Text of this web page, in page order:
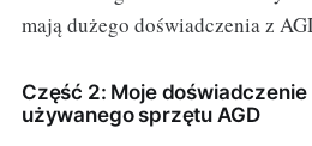
mają dużego doświadczenia z
Część 2: Moje
używanego sprzętu AGD